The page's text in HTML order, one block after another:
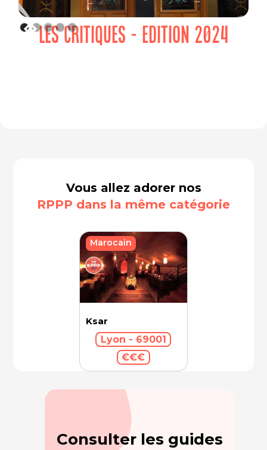
LES CRITIQUES - EDITION 2024
Vous allez adorer nos
RPPP dans la même catégorie
Ksar
Lyon - 69001
€€€
Marocain
Consulter les guides